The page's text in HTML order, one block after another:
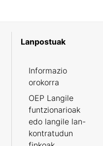
Lanpostuak
Informazio
orokorra
OEP Langile
funtzionarioak
edo langile lan-
kontratudun